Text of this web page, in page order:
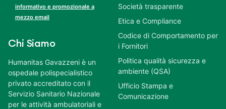
informativo e promozionale a
mezzo email
Chi Siamo
Humanitas Gavazzeni è un
ospedale polispecialistico
privato accreditato con il
Servizio Sanitario Nazionale
per le attività ambulatoriali e
Società trasparente
Etica e Compliance
Codice di Comportamento per
i Fornitori
Politica qualità sicurezza e
ambiente (QSA)
Ufficio Stampa e
Comunicazione